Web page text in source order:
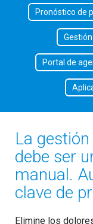
Pronóstico de
Portal de
La
debe ser
manual.
clave de
Elimine los